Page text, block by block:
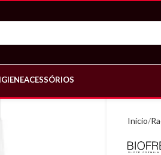
ACESSÓRIOS
Início